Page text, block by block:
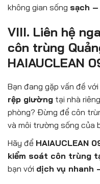
không gian sống sạch
VIII. Liên hệ
côn trùng
HAIAUCLEAN
Bạn đang gặp vấn đề với
rệp giường tại nhà
phòng? Đừng để côn
và môi trường sống của
Hãy để HAIAUCLEAN
kiểm soát côn trùng
bạn với dịch vụ nhanh